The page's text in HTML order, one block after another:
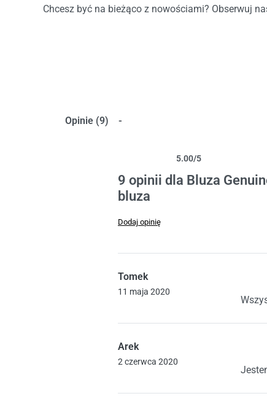
Chcesz być na bieżąco z nowościami? Obserwuj
Opinie (9)
5.00/5
9 opinii dla Bluza
bluza
Dodaj opinię
Tomek
11 maja 2020
Arek
2 czerwca 2020